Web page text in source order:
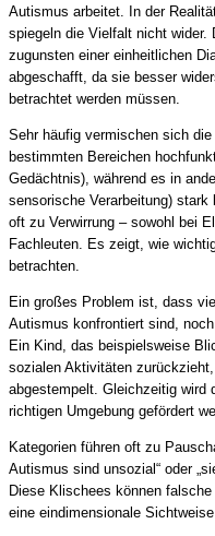
Autismus arbeitet. In der
spiegeln die Vielfalt nicht wider.
zugunsten einer einheitlichen
abgeschafft, da sie besser
betrachtet werden müssen.
Sehr häufig vermischen sich
bestimmten Bereichen
Gedächtnis), während es in
sensorische Verarbeitung)
oft zu Verwirrung – sowohl bei
Fachleuten. Es zeigt, wie
betrachten.
Ein großes Problem ist, dass
Autismus konfrontiert sind,
Ein Kind, das beispielsweise
sozialen Aktivitäten
abgestempelt. Gleichzeitig wird
richtigen Umgebung gefördert
Kategorien führen oft zu
Autismus sind unsozial“ oder
Diese Klischees können
eine eindimensionale